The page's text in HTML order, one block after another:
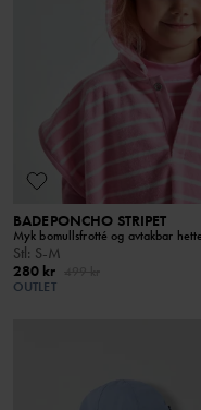
BADEPONCHO STRIPET
Myk bomullsfrotté og avtakbar hette
Stl: S-M
280 kr
OUTLET